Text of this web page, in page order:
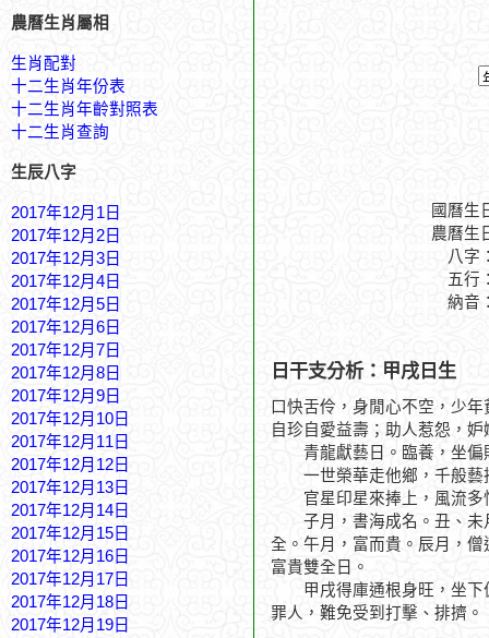
農曆生肖屬相
生肖配對
十二生肖年份表
十二生肖年齡對照表
十二生肖查詢
生辰八字
2017年12月1日
2017年12月2日
2017年12月3日
2017年12月4日
2017年12月5日
2017年12月6日
2017年12月7日
2017年12月8日
2017年12月9日
2017年12月10日
2017年12月11日
2017年12月12日
2017年12月13日
2017年12月14日
2017年12月15日
2017年12月16日
2017年12月17日
2017年12月18日
2017年12月19日
國曆生
農曆生
八字
五行
納音
日干支分析：甲戌日生
口快舌伶，身閒心不空，少
自珍自愛益壽；助人惹怨，
青龍獻藝日。臨養，坐偏
一世榮華走他鄉，千般藝
官星印星來捧上，風流多
子月，書海成名。丑、未
全。午月，富而貴。辰月，
富貴雙全日。
甲戌得庫通根身旺，坐下
罪人，難免受到打擊、排擠。